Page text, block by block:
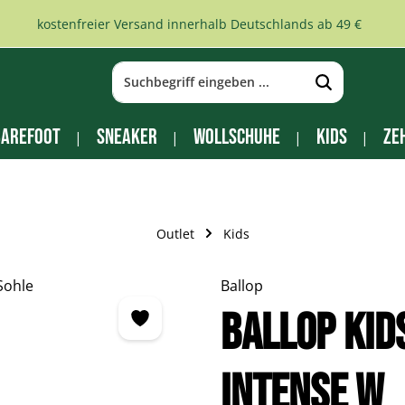
kostenfreier Versand innerhalb Deutschlands ab 49 €
Sneaker Wollschuhe Kids
Outlet Kids
Ballop
BALLOP